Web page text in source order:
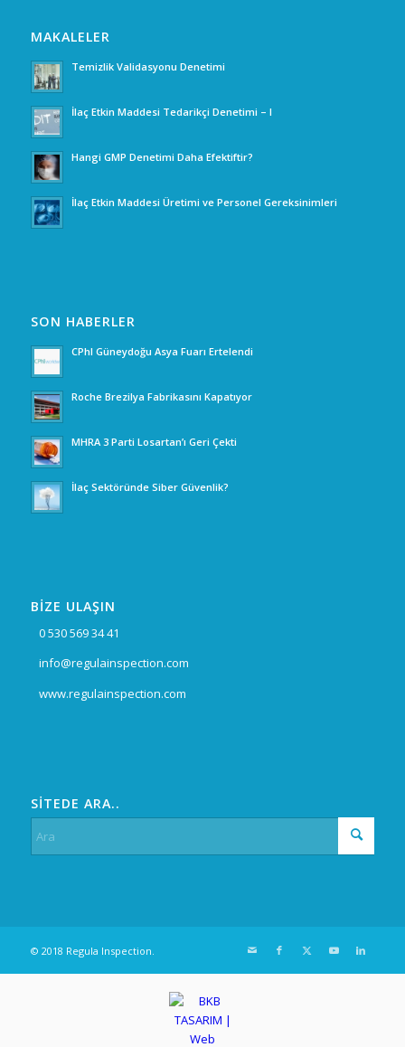
MAKALELER
Temizlik Validasyonu Denetimi
İlaç Etkin Maddesi Tedarikçi Denetimi – I
Hangi GMP Denetimi Daha Efektiftir?
İlaç Etkin Maddesi Üretimi ve Personel Gereksinimleri
SON HABERLER
CPhI Güneydoğu Asya Fuarı Ertelendi
Roche Brezilya Fabrikasını Kapatıyor
MHRA 3 Parti Losartan’ı Geri Çekti
İlaç Sektöründe Siber Güvenlik?
BİZE ULAŞIN
0 530 569 34 41
info@regulainspection.com
www.regulainspection.com
SİTEDE ARA..
© 2018 Regula Inspection.